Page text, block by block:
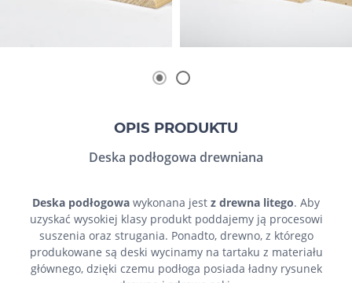
OPIS PRODUKTU
Deska podłogowa drewniana
Deska podłogowa wykonana jest z drewna litego. Aby
uzyskać wysokiej klasy produkt poddajemy ją procesowi
suszenia oraz strugania. Ponadto, drewno, z którego
produkowane są deski wycinamy na tartaku z materiału
głównego, dzięki czemu podłoga posiada ładny rysunek